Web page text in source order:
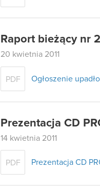
Raport bieżący nr
20 kwietnia 2011
PDF Ogłoszenie
Prezentacja CD
14 kwietnia 2011
PDF Prezentacja CD